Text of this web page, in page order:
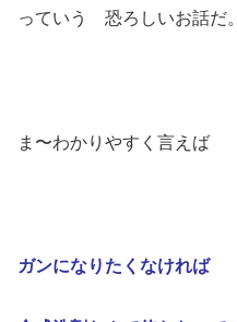
っていう 恐ろしいお話だ。
ま〜わかりやすく言えば
ガンになりたくなければ